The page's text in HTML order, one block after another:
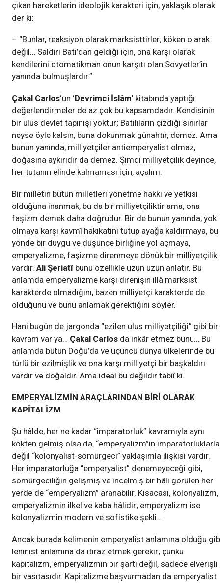
çıkan hareketlerin ideolojik karakteri için, yaklaşık olarak
der ki:
– “Bunlar, reaksiyon olarak marksisttirler; köken olarak
değil… Saldırı Batı’dan geldiği için, ona karşı olarak
kendilerini otomatikman onun karşıtı olan Sovyetler’in
yanında bulmuşlardır.”
Çakal Carlos‘un ‘Devrimci İslâm’ kitabında yaptığı
değerlendirmeler de az çok bu kapsamdadır. Kendisinin
bir ulus devlet tapınışı yoktur; Batılıların çizdiği sınırlar
neyse öyle kalsın, buna dokunmak günahtır, demez. Ama
bunun yanında, milliyetçiler antiemperyalist olmaz,
doğasına aykırıdır da demez. Şimdi milliyetçilik deyince,
her tutanın elinde kalmaması için, açalım:
Bir milletin bütün milletleri yönetme hakkı ve yetkisi
olduğuna inanmak, bu da bir milliyetçiliktir ama, ona
faşizm demek daha doğrudur. Bir de bunun yanında, yok
olmaya karşı kavmî hakikatini tutup ayağa kaldırmaya, bu
yönde bir duygu ve düşünce birliğine yol açmaya,
emperyalizme, faşizme direnmeye dönük bir milliyetçilik
vardır. Ali Şeriatî bunu özellikle uzun uzun anlatır. Bu
anlamda emperyalizme karşı direnişin illâ marksist
karakterde olmadığını, bazen milliyetçi karakterde de
olduğunu ve bunu anlamak gerektiğini söyler.
Hani bugün de jargonda “ezilen ulus milliyetçiliği” gibi bir
kavram var ya… Çakal Carlos da inkâr etmez bunu… Bu
anlamda bütün Doğu’da ve üçüncü dünya ülkelerinde bu
türlü bir ezilmişlik ve ona karşı milliyetçi bir başkaldırı
vardır ve doğaldır. Ama ideal bu değildir tabiî ki.
EMPERYALİZMİN ARAÇLARINDAN BİRİ OLARAK
KAPİTALİZM
Şu hâlde, her ne kadar “imparatorluk” kavramıyla aynı
kökten gelmiş olsa da, “emperyalizm”in imparatorluklarla
değil “kolonyalist-sömürgeci” yaklaşımla ilişkisi vardır.
Her imparatorluğa “emperyalist” denemeyeceği gibi,
sömürgeciliğin gelişmiş ve incelmiş bir hâli görülen her
yerde de “emperyalizm” aranabilir. Kısacası, kolonyalizm,
emperyalizmin ilkel ve kaba hâlidir; emperyalizm ise
kolonyalizmin modern ve sofistike şekli…
Ancak burada kelimenin emperyalist anlamına olduğu
leninist anlamına da itiraz etmek gerekir; çünkü
kapitalizm, emperyalizmin bir şartı değil, sadece elverişli
bir vasıtasıdır. Kapitalizme başvurmadan da emperyalist